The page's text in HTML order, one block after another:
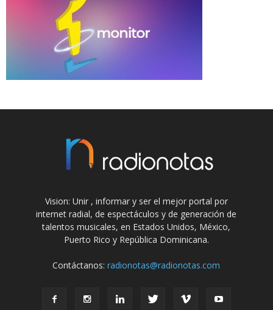
Vision: Unir , informar y ser el mejor portal por
internet radial, de espectáculos y de generación de
talentos musicales, en Estados Unidos, México,
Puerto Rico y República Dominicana.
Contáctanos:radionotas@radionotas.com